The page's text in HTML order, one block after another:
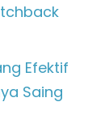
Efektif
Saing